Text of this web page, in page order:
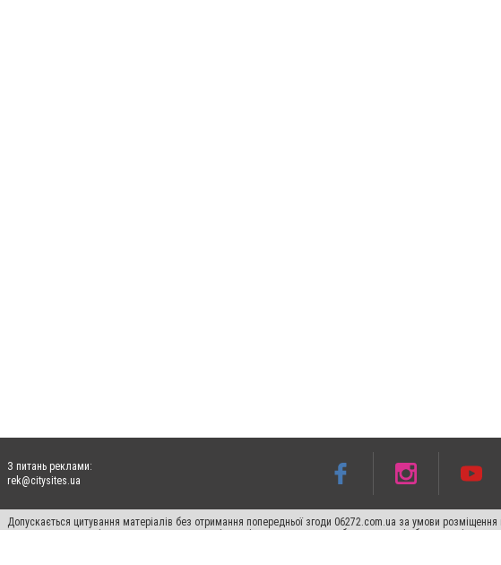
З питань реклами:
rek@citysites.ua
Допускається цитування матеріалів без отримання попередньої згоди 06272.com.ua за умови
пошукових систем гіперпосилання на цитовані статті не нижче другого абзацу в тексті або в якості